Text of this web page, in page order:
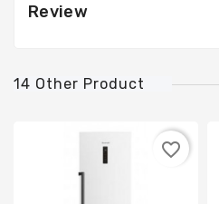
Review
14 Other Product
favorite_border